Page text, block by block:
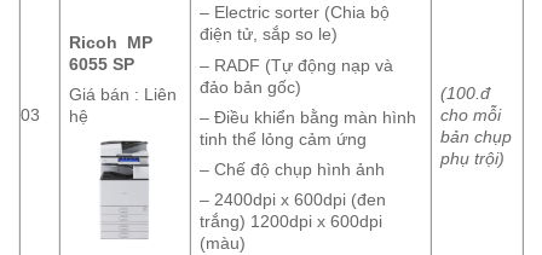
03
Ricoh MP
6055 SP
Giá bán : Liên
hệ
– Electric sorter (Chia bộ
điện tử, sắp so le)
– RADF (Tự động nạp và
đảo bản gốc)
– Điều khiển bằng màn hình
tinh thể lỏng cảm ứng
– Chế độ chụp hình ảnh
– 2400dpi x 600dpi (đen
trắng) 1200dpi x 600dpi
(màu)
(100.đ
cho mỗi
bản chụp
phụ trội)